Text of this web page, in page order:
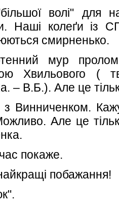
волі" для
Наші колеґи із
смирненько.
мур
Хвильового (
– В.Б.). Але це
Винниченком.
Але це
покаже.
побажання!